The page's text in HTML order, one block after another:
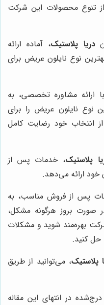
از تنوع محصولات این شرکت
دریا پلاستیک، آماده ارائه
نوع نایلون عریض برای
ارائه مشاوره تخصصی، به
نوع نایلون عریض را برای
از انتخاب خود رضایت کامل
پلاستیک، خدمات پس از
خود ارائه می‌دهد.
پس از فروش مناسب، به
صورت بروز هرگونه مشکل،
بهره‌مند شوید و مشکلات
حل کنید.
پلاستیک، می‌توانید از طریق
در انتهای این مقاله